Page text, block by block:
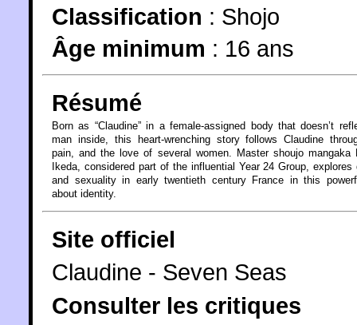
Classification : Shojo
Âge minimum : 16 ans
Résumé
Born as “Claudine” in a female-assigned body that doesn’t
man inside, this heart-wrenching story follows Claudine
pain, and the love of several women. Master shoujo mangaka
Ikeda, considered part of the influential Year 24 Group, explores
and sexuality in early twentieth century France in this
about identity.
Site officiel
Claudine - Seven Seas
Consulter les critiques